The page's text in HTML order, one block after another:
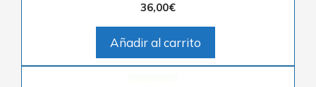
36,00€
Añadir al carrito